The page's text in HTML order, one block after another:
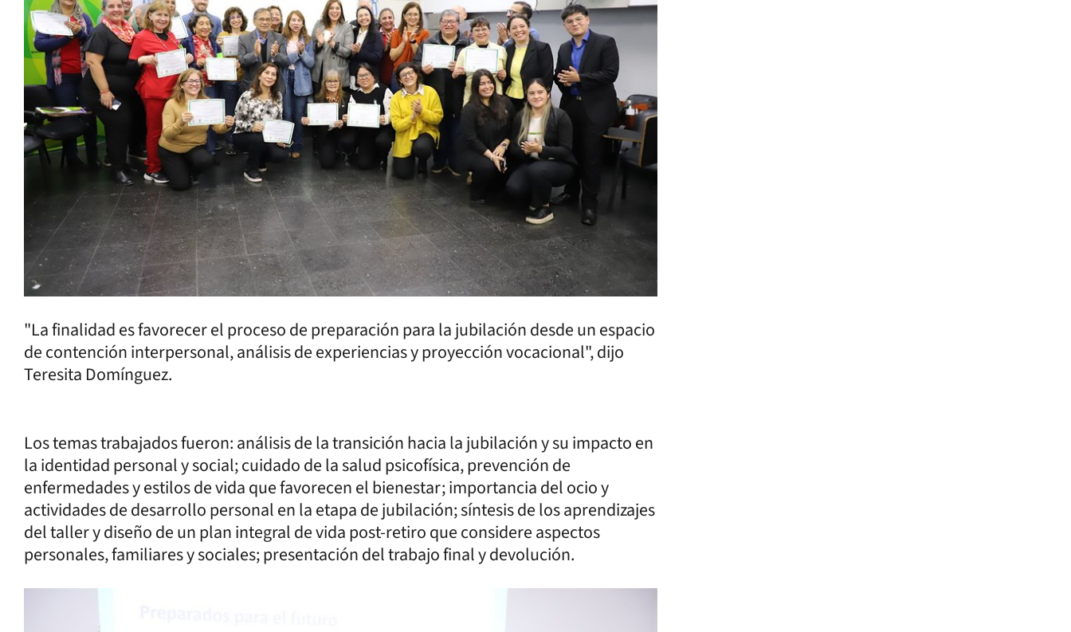
"La finalidad es favorecer el proceso de preparación para la jubilación desde un espacio
de contención interpersonal, análisis de experiencias y proyección vocacional", dijo
Teresita Domínguez.
Los temas trabajados fueron: análisis de la transición hacia la jubilación y su impacto en
la identidad personal y social; cuidado de la salud psicofísica, prevención de
enfermedades y estilos de vida que favorecen el bienestar; importancia del ocio y
actividades de desarrollo personal en la etapa de jubilación; síntesis de los aprendizajes
del taller y diseño de un plan integral de vida post-retiro que considere aspectos
personales, familiares y sociales; presentación del trabajo final y devolución.